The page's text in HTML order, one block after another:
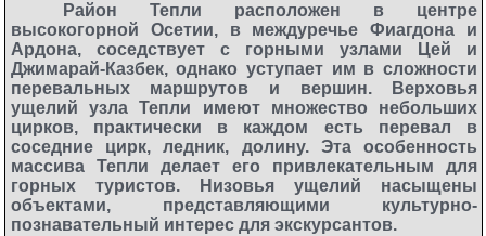
Район Тепли расположен в центре
высокогорной Осетии, в междуречье Фиагдона и
Ардона, соседствует с горными узлами Цей и
Джимарай-Казбек, однако уступает им в сложности
перевальных маршрутов и вершин. Верховья
ущелий узла Тепли имеют множество небольших
цирков, практически в каждом есть перевал в
соседние цирк, ледник, долину. Эта особенность
массива Тепли делает его привлекательным для
горных туристов. Низовья ущелий насыщены
объектами, представляющими культурно-
познавательный интерес для экскурсантов.